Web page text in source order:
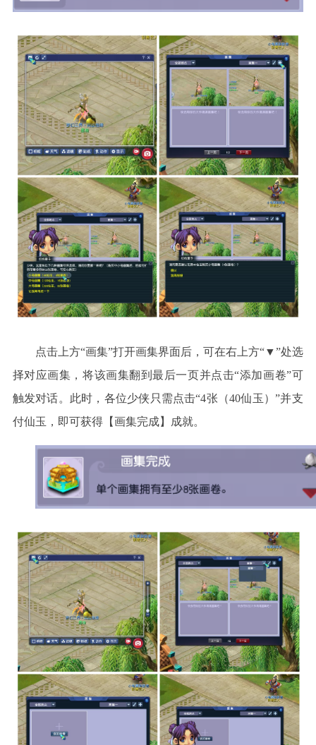
点击上方“画集”打开画集界面后，可在右上方“▼”处选
择对应画集，将该画集翻到最后一页并点击“添加画卷”可
触发对话。此时，各位少侠只需点击“4张（40仙玉）”并支
付仙玉，即可获得【画集完成】成就。